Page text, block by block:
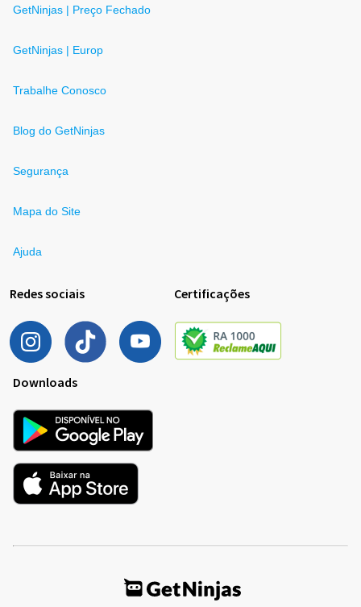
GetNinjas | Preço Fechado
GetNinjas | Europ
Trabalhe Conosco
Blog do GetNinjas
Segurança
Mapa do Site
Ajuda
Redes sociais Certificações
Downloads